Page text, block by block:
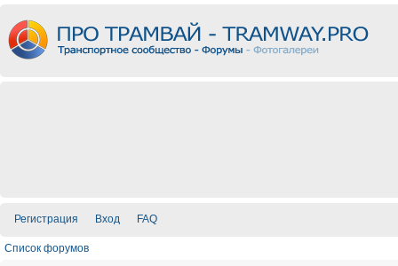
Регистрация Вход FAQ
Список форумов